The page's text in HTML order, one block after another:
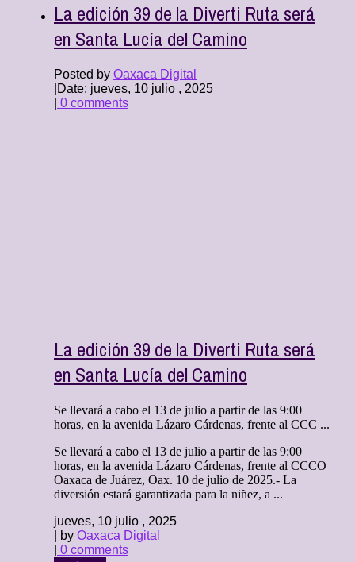
La edición 39 de la Diverti Ruta será
en Santa Lucía del Camino
Posted by Oaxaca Digital
Date: jueves, 10 julio , 2025
0 comments
La edición 39 de la Diverti Ruta será
en Santa Lucía del Camino
Se llevará a cabo el 13 de julio a partir de las 9:00
horas, en la avenida Lázaro Cárdenas, frente al CCC ...
Se llevará a cabo el 13 de julio a partir de las 9:00
horas, en la avenida Lázaro Cárdenas, frente al CCCO
Oaxaca de Juárez, Oax. 10 de julio de 2025.- La
diversión estará garantizada para la niñez, a ...
jueves, 10 julio , 2025
| by Oaxaca Digital
0 comments